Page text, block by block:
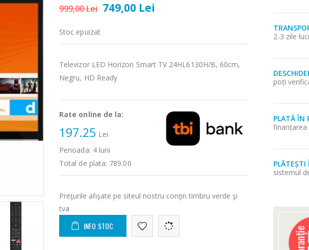
999,00 Lei 749,00 Lei
Stoc epuizat
Televizor LED Horizon Smart TV 24HL6130H/B, 60cm,
Negru, HD Ready
Rate online de la:
197.25 Lei
Perioada: 4luni
Total de plata: 789.00
Preţurile afişate pe siteul nostru conţin timbru verde şi
tva
INFO STOC
2-3 zile
poți
PLATĂ ÎN
finanțarea
PLĂTEȘTI
sistemul